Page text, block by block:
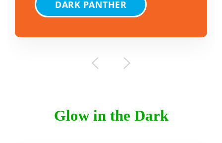
DARK PANTHER
Glow in the Dark